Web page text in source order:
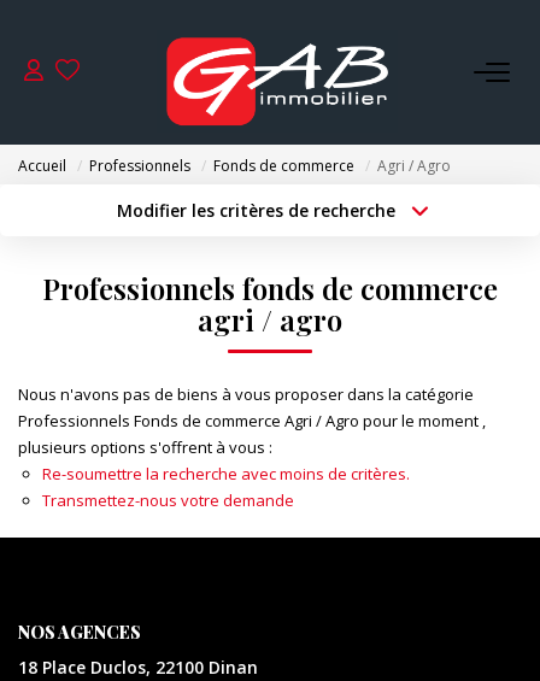
ACHETER
SYNDIC
GESTION
NOS AGENCES
Accueil Professionnels Fonds de commerce Agri / Agro
Modifier les critères de recherche
Type de bien
Créer une alerte
Professionnels fonds de commerce
agri / agro
Nous n'avons pas de biens à vous proposer dans la catégorie
Professionnels Fonds de commerce Agri / Agro pour le moment ,
plusieurs options s'offrent à vous :
Re-soumettre la recherche avec moins de critères.
Transmettez-nous votre demande
NOS AGENCES
18 Place Duclos, 22100 Dinan